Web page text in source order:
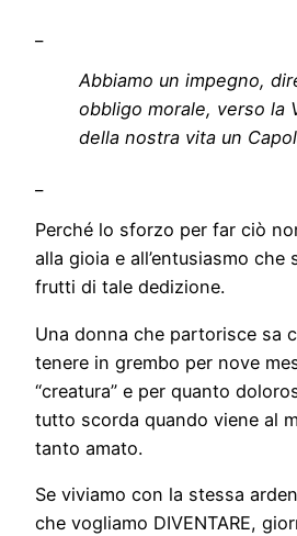
Abbiamo un impegno,
obbligo morale, verso la
della nostra vita un
Perché lo sforzo per far ciò
alla gioia e all’entusiasmo che
frutti di tale dedizione.
Una donna che partorisce sa
tenere in grembo per nove
“creatura” e per quanto
tutto scorda quando viene al
tanto amato.
Se viviamo con la stessa
che vogliamo DIVENTARE,